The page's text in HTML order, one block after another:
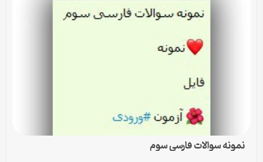
نمونه سوالات فارسی سوم